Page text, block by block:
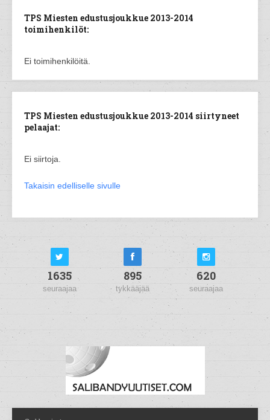
TPS Miesten edustusjoukkue 2013-2014
toimihenkilöt:
Ei toimihenkilöitä.
TPS Miesten edustusjoukkue 2013-2014 siirtyneet
pelaajat:
Ei siirtoja.
Takaisin edelliselle sivulle
1635
seuraajaa
895
tykkääjää
620
seuraajaa